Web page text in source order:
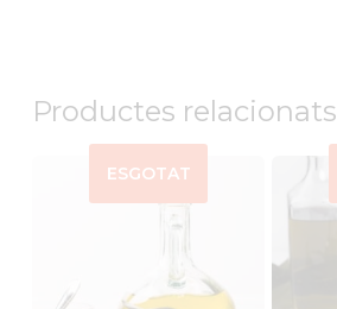
Productes relacionats
ESGOTAT